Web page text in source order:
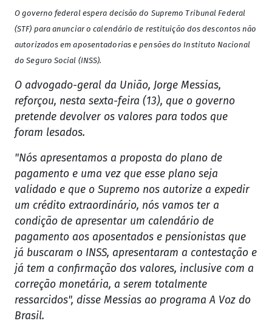
O governo federal espera decisão do Supremo Tribunal Federal
(STF) para anunciar o calendário de restituição dos descontos não
autorizados em aposentadorias e pensões do Instituto Nacional
do Seguro Social (INSS).
O advogado-geral da União, Jorge Messias,
reforçou, nesta sexta-feira (13), que o governo
pretende devolver os valores para todos que
foram lesados.
"Nós apresentamos a proposta do plano de
pagamento e uma vez que esse plano seja
validado e que o Supremo nos autorize a expedir
um crédito extraordinário, nós vamos ter a
condição de apresentar um calendário de
pagamento aos aposentados e pensionistas que
já buscaram o INSS, apresentaram a contestação e
já tem a confirmação dos valores, inclusive com a
correção monetária, a serem totalmente
ressarcidos", disse Messias ao programa A Voz do
Brasil.